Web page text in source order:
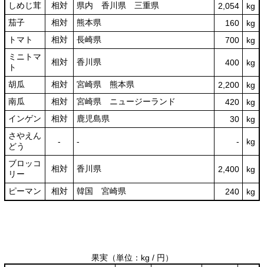
しめじ茸
相対 県内 香川県 三重県 2,054
kg
茄子
相対 熊本県 160
kg
トマト
相対 長崎県 700
kg
ミニトマ
ト
相対 香川県 400 kg
胡瓜 相対 宮崎県 熊本県 2,200
kg
南瓜
相対 宮崎県 ニュージーランド 420
kg
インゲン
相対 鹿児島県 30
kg
さやえん
どう
‐ ‐ ‐ kg
ブロッコ
リー
相対 香川県 2,400 kg
ピーマン 相対 韓国 宮崎県 240 kg
果実（単位：kg / 円）